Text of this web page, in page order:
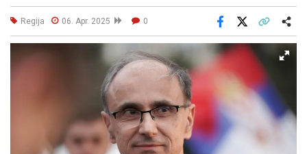
Regija 06. Apr. 2025 0
Facebook